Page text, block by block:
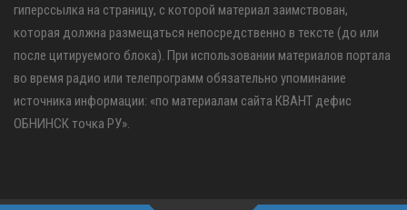
гиперссылка на страницу, с которой материал заимствован,
которая должна размещаться непосредственно в тексте (до или
после цитируемого блока). При использовании материалов портала
во время радио или телепрограмм обязательно упоминание
источника информации: «по материалам сайта КВАНТ дефис
ОБНИНСК точка РУ».